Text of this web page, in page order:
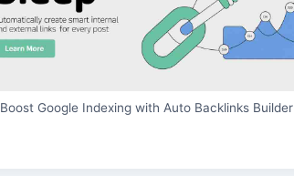
Boost Google Indexing with Auto Backlinks Builder